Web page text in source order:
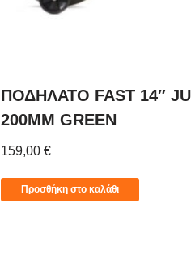
ΠΟΔΗΛΑΤΟ FAST 14″
200MM GREEN
159,00€
Προσθήκη στο καλάθι